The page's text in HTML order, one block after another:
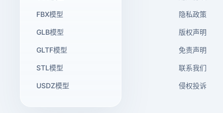
FBX模型
GLB模型
GLTF模型
STL模型
USDZ模型
隐私政策
版权声明
免责声明
联系我们
侵权投诉